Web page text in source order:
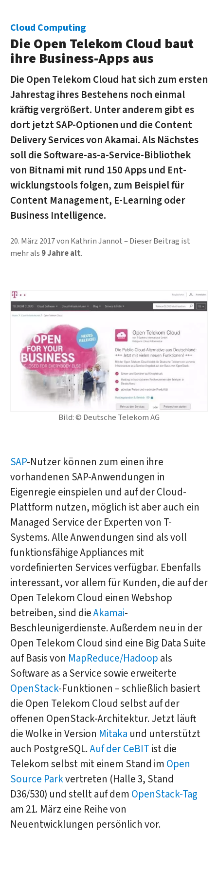
Bild: © Deutsche Telekom AG
Cloud Computing
Die Open Telekom Cloud baut
ihre Business-Apps aus
Die Open Telekom Cloud hat sich zum ersten
Jahres­tag ihres Be­stehens noch einmal
kräftig vergrößert. Unter anderem gibt es
dort jetzt SAP-Optionen und die Content
Delivery Services von Akamai. Als Nächstes
soll die Soft­ware-as-a-Service-Biblio­thek
von Bitnami mit rund 150 Apps und Ent­
wicklungs­tools folgen, zum Beispiel für
Content Manage­ment, E-Learning oder
Business Intelligence.
20. März 2017von Kathrin Jannot
Dieser Beitrag ist
mehr als 9 Jahre alt.
SAP-Nutzer können zum einen ihre
vorhandenen SAP-Anwendungen in
Eigenregie einspielen und auf der Cloud-
Plattform nutzen, möglich ist aber auch ein
Managed Service der Experten von T-
Systems. Alle Anwendungen sind als voll
funktionsfähige Appliances mit
vordefinierten Services verfügbar. Ebenfalls
interessant, vor allem für Kunden, die auf der
Open Telekom Cloud einen Webshop
betreiben, sind dieAkamai-
Beschleunigerdienste. Außerdem neu in der
Open Telekom Cloud sind eine Big Data Suite
auf Basis von MapReduce/Hadoop als
Software as a Service sowie erweiterte
OpenStack-Funktionen – schließlich basiert
die Open Telekom Cloud selbst auf der
offenen OpenStack-Architektur. Jetzt läuft
die Wolke in Version Mitaka und unterstützt
auch PostgreSQL.Auf der CeBIT ist die
Telekom selbst mit einem Stand im Open
Source Parkvertreten (Halle 3, Stand
D36/530) und stellt auf dem OpenStack-Tag
am 21. März eine Reihe von
Neuentwicklungen persönlich vor.